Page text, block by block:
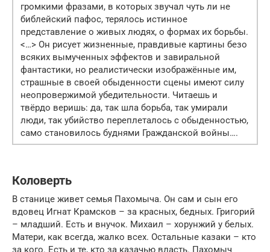
громкими фразами, в которых звучал чуть ли не
библейский пафос, терялось истинное
представление о живых людях, о формах их борьбы.
<…> Он рисует жизненные, правдивые картины безо
всяких вымученных эффектов и завиральной
фантастики, но реалистически изображённые им,
страшные в своей обыденности сцены имеют силу
неопровержимой убедительности. Читаешь и
твёрдо веришь: да, так шла борьба, так умирали
люди, так убийство переплеталось с обыденностью,
само становилось буднями Гражданской войны….
Коловерть
В станице живет семья Пахомыча. Он сам и сын его
вдовец Игнат Крамсков – за красных, бедных. Григорий
– младший. Есть и внучок. Михаил – хорунжий у белых.
Матери, как всегда, жалко всех. Остальные казаки – кто
за кого. Есть и те, кто за казачью власть. Пахомыч